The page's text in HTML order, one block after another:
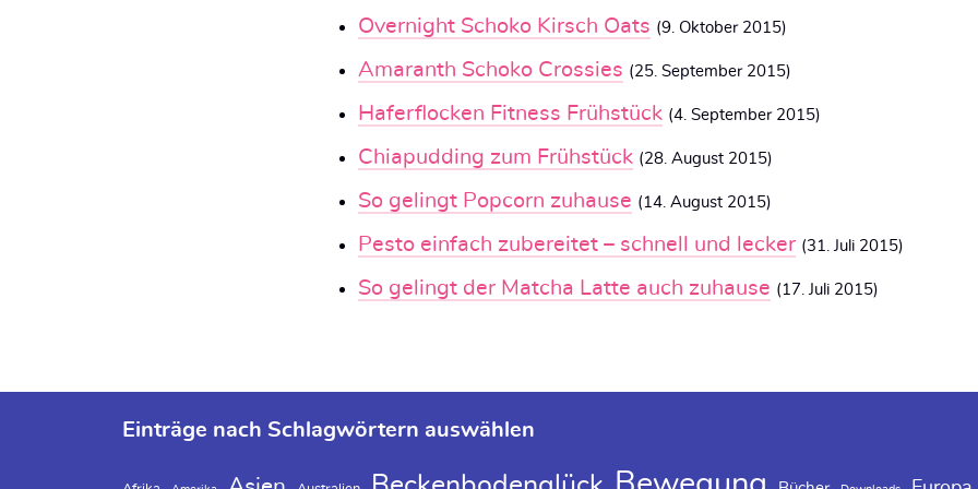
Overnight Schoko Kirsch Oats (9. Oktober 2015)
Amaranth Schoko Crossies (25. September 2015)
Haferflocken Fitness Frühstück (4. September 2015)
Chiapudding zum Frühstück (28. August 2015)
So gelingt Popcorn zuhause (14. August 2015)
Pesto einfach zubereitet – schnell und lecker (31. Juli 2015)
So gelingt der Matcha Latte auch zuhause (17. Juli 2015)
Einträge nach Schlagwörtern auswählen